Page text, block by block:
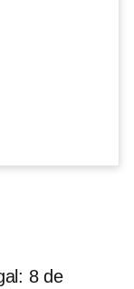
8 de